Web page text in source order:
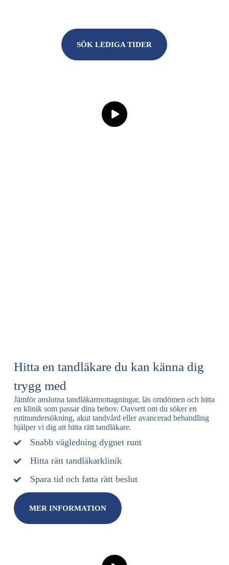
SÖK LEDIGA TIDER
Hitta en tandläkare du kan känna dig
trygg med
Jämför anslutna tandläkarmottagningar, läs omdömen och hitta
en klinik som passar dina behov. Oavsett om du söker en
rutinundersökning, akut tandvård eller avancerad behandling
hjälper vi dig att hitta rätt tandläkare.
Snabb vägledning dygnet runt
Hitta rätt tandläkarklinik
Spara tid och fatta rätt beslut
MER INFORMATION